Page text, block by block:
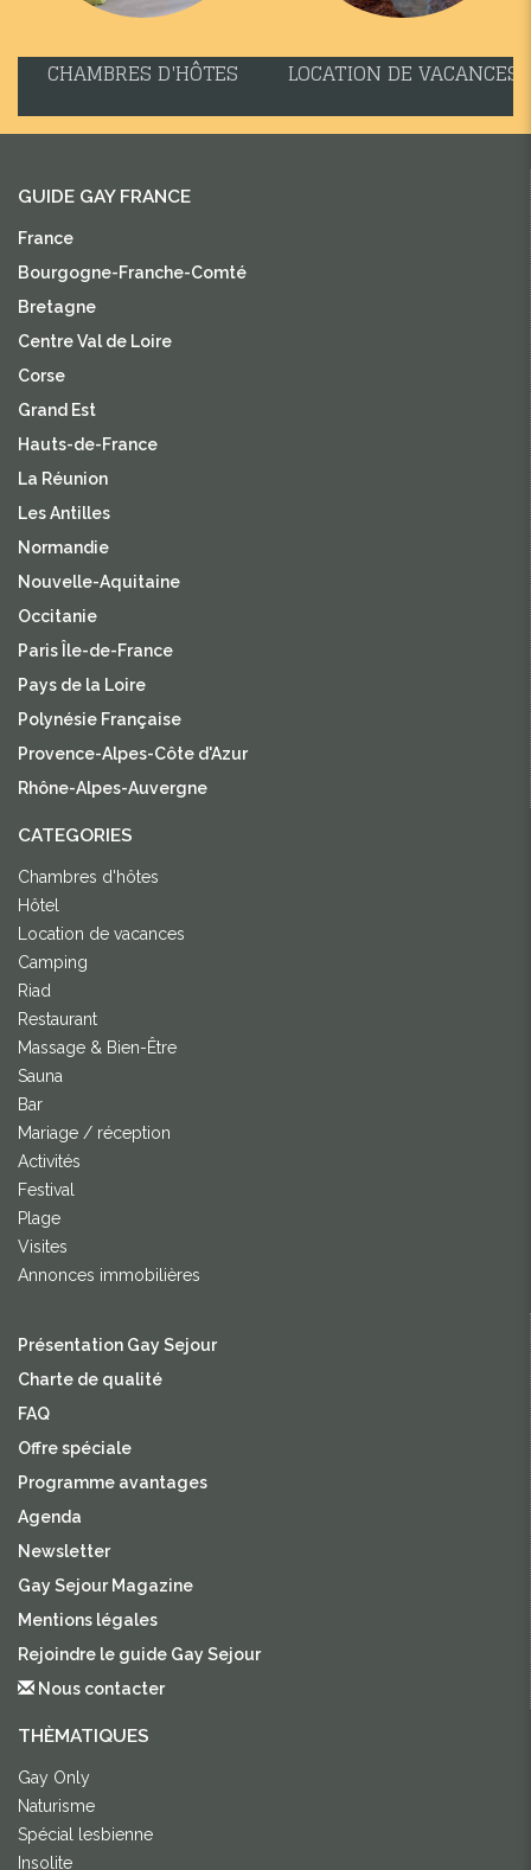
CHAMBRES D'HÔTES LOCATION DE VACANCES
GUIDE GAY FRANCE
France
Bourgogne-Franche-Comté
Bretagne
Centre Val de Loire
Corse
Grand Est
Hauts-de-France
La Réunion
Les Antilles
Normandie
Nouvelle-Aquitaine
Occitanie
Paris Île-de-France
Pays de la Loire
Polynésie Française
Provence-Alpes-Côte d'Azur
Rhône-Alpes-Auvergne
CATEGORIES
Chambres d'hôtes
Hôtel
Location de vacances
Camping
Riad
Restaurant
Massage & Bien-Être
Sauna
Bar
Mariage / réception
Activités
Festival
Plage
Visites
Annonces immobilières
Présentation Gay Sejour
Charte de qualité
FAQ
Offre spéciale
Programme avantages
Agenda
Newsletter
Gay Sejour Magazine
Mentions légales
Rejoindre le guide Gay Sejour
Nous contacter
THÈMATIQUES
Gay Only
Naturisme
Spécial lesbienne
Insolite